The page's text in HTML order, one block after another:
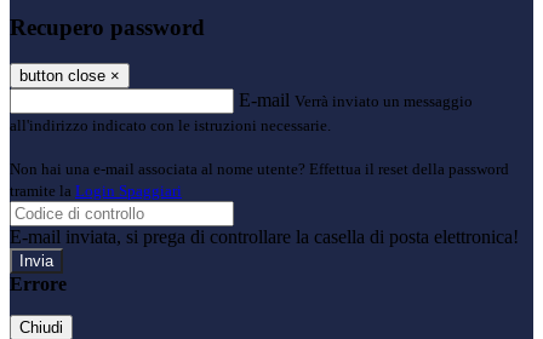
Recupero password
button close ×
E-mail Verrà inviato un messaggio
all'indirizzo indicato con le istruzioni necessarie.
Non hai una e-mail associata al nome utente? Effettua il reset della password
tramite la Login Spaggiari
E-mail inviata, si prega di controllare la casella di posta elettronica!
Errore
Chiudi